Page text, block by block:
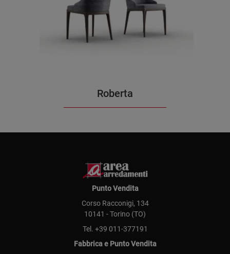
Roberta
Punto Vendita
Corso Racconigi, 134
10141 - Torino (TO)
Tel. +39 011-377191
Fabbrica e Punto Vendita